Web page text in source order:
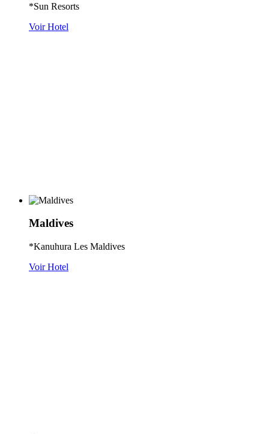
*Sun Resorts
Voir Hotel
Maldives
*Kanuhura Les Maldives
Voir Hotel